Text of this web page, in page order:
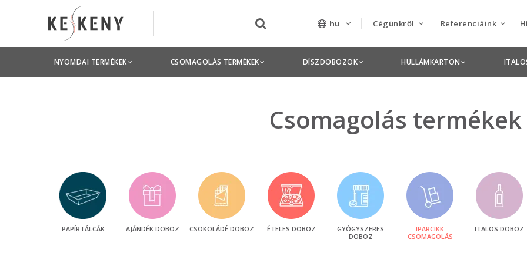
hu Cégünkről
Rólunk
állások
Termékdíj
nyilatkozatok
Pályázatok
Referenciáink
Csomagolás termékek
NYOMDAI TERMÉKEK CSOMAGOLÁS TERMÉKEK DÍSZDOBOZOK HULLÁMKARTON
Csomagolás termékek
PAPÍRTÁLCÁK AJÁNDÉK DOBOZ CSOKOLÁDÉ DOBOZ ÉTELES DOBOZ
GYÓGYSZERES
DOBOZ
IPARCIKK
CSOMAGOLÁS
ITALOS DOBOZ